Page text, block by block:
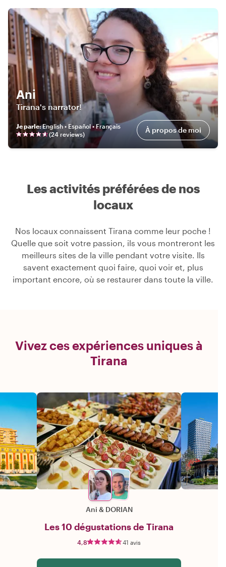
Ani
Tirana's narrator!
Je parle:English • Español • Français
(24 reviews) À propos de moi
Les activités préférées de nos
locaux
Nos locaux connaissent Tirana comme leur poche !
Quelle que soit votre passion, ils vous montreront les
meilleurs sites de la ville pendant votre visite. Ils
savent exactement quoi faire, quoi voir et, plus
important encore, où se restaurer dans toute la ville.
Vivez ces expériences uniques à
Tirana
Ani & DORIAN
Les 10 dégustations de Tirana
4,8 41 avis